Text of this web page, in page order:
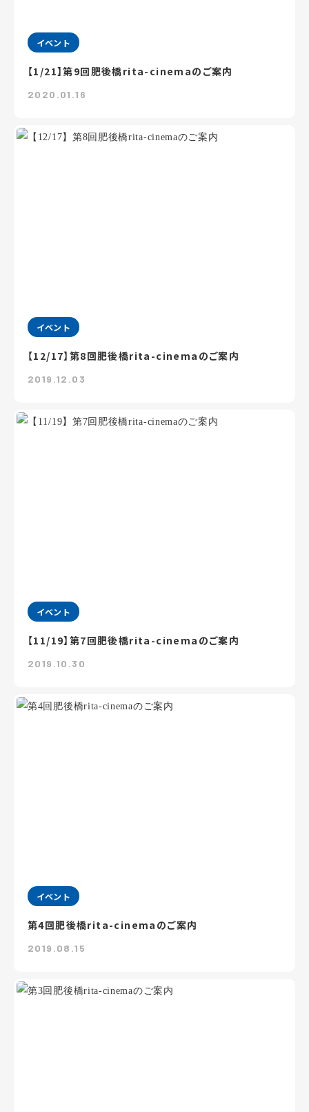
イベント
【1/21】第9回肥後橋rita-cinemaのご案内
2020.01.16
イベント
【12/17】第8回肥後橋rita-cinemaのご案内
2019.12.03
イベント
【11/19】第7回肥後橋rita-cinemaのご案内
2019.10.30
イベント
第4回肥後橋rita-cinemaのご案内
2019.08.15